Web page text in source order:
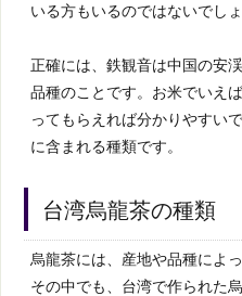
いる方もいるのではないでし
正確には、鉄観音は中国の安
品種のことです。お米でいえ
ってもらえれば分かりやすい
に含まれる種類です。
台湾烏龍茶の種類
烏龍茶には、産地や品種によ
その中でも、台湾で作られた